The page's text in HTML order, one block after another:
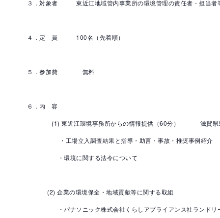
３．対象者 東近江地域管内事業所の環境管理の責任者・担当者
４．定 員 100名（先着順）
５．参加費 無料
６．内 容
(1) 東近江環境事務所からの情報提供（60分） 滋賀県東
・工場立入調査結果と指導・助言・事故・推奨事例紹介
・環境に関する法令について
(2) 企業の環境保全・地域貢献等に関する取組
・パナソニック株式会社くらしアプライアンス社ランドリー